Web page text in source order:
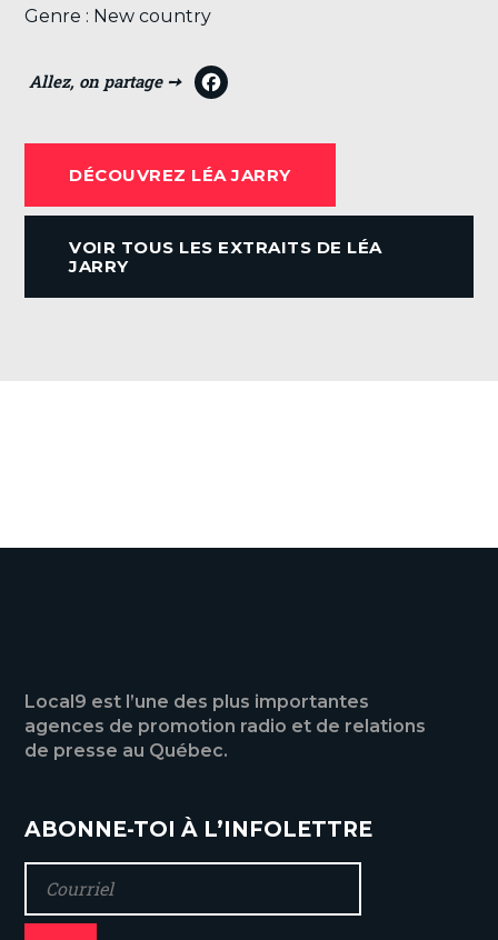
Genre : New country
e
b
o
DÉCOUVREZ LÉA JARRY
VOIR TOUS LES EXTRAITS DE LÉA
JARRY
Local9 est l’une des plus importantes
agences de promotion radio et de relations
de presse au Québec.
ABONNE-TOI À L’INFOLETTRE